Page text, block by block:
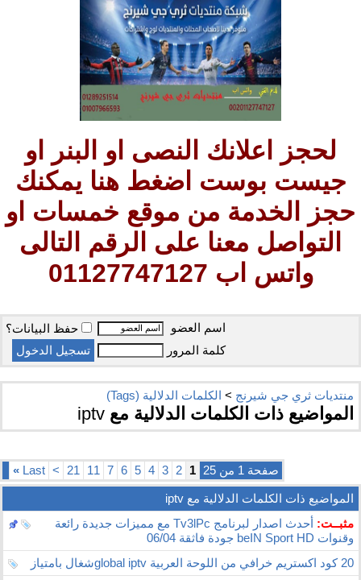
لحجز اعلانك النصى او البنر او
جيست بوست اضغط هنا يمكنك
حجز الخدمة من موقع خمسات او
التواصل معنا على الرقم التالى
واتس اب 01127747127
اسم العضو
حفظ البيانات؟
كلمة المرور
منتديات ثري جي شيرنج > الكلمات الدلالية (Tags)
المواضيع ذات الكلمات الدلالية مع iptv
صفحة 1 من 25 1
2
3
4
5
6
7
11
21
>
Last
»
المواضيع ذات الكلمات الدلالية مع iptv
مثبــت:
أحدث اصدار لبرنامج Tv3lPc مع مميزات جديدة رائعة
وقنوات beIN Sport HD جودة فاثقة 06/04
20 كود اكستريم خرافي من اللوحة العربية global iptvشغال بامتياز